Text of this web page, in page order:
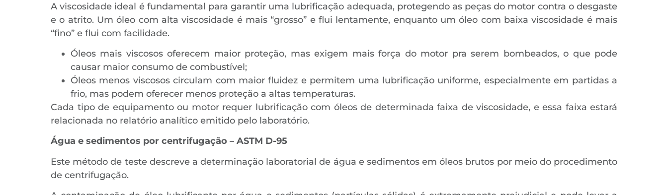
A viscosidade ideal é fundamental para garantir uma lubrificação adequada, protegendo as peças do motor contra o desgaste
e o atrito. Um óleo com alta viscosidade é mais “grosso” e flui lentamente, enquanto um óleo com baixa viscosidade é mais
“fino” e flui com facilidade.
Óleos mais viscosos oferecem maior proteção, mas exigem mais força do motor pra serem bombeados, o que pode
causar maior consumo de combustível;
Óleos menos viscosos circulam com maior fluidez e permitem uma lubrificação uniforme, especialmente em partidas a
frio, mas podem oferecer menos proteção a altas temperaturas.
Cada tipo de equipamento ou motor requer lubrificação com óleos de determinada faixa de viscosidade, e essa faixa estará
relacionada no relatório analítico emitido pelo laboratório.
Água e sedimentos por centrifugação – ASTM D-95
Este método de teste descreve a determinação laboratorial de água e sedimentos em óleos brutos por meio do procedimento
de centrifugação.